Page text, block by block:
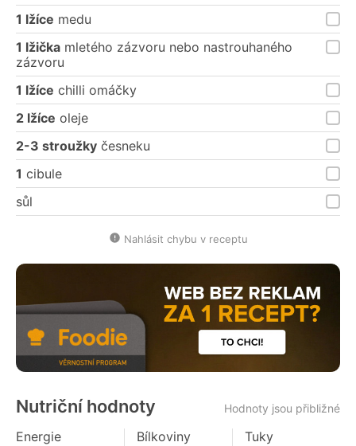
1 lžíce medu
1 lžička mletého zázvoru nebo nastrouhaného
zázvoru
1 lžíce chilli omáčky
2 lžíce oleje
2-3 stroužky česneku
1 cibule
sůl
Nahlásit chybu v receptu
Nutriční hodnoty Hodnoty jsou přibližné
Energie
Bílkoviny
Tuky